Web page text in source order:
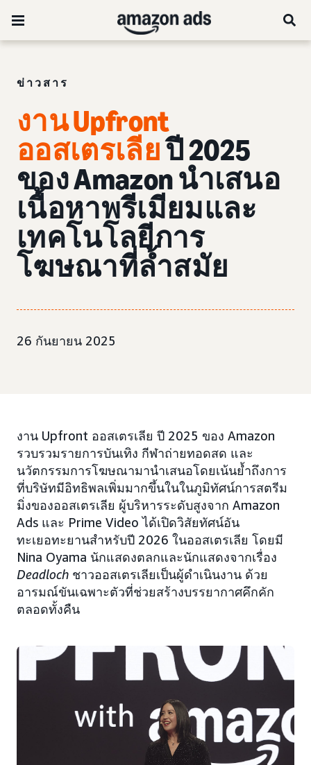
ข่าวสาร
งาน Upfront
ออสเตรเลียปี 2025
ของ Amazon นำเสนอ
เนื้อหาพรีเมียมและ
เทคโนโลยีการ
โฆษณาที่ล้ำสมัย
26 กันยายน 2025
งาน Upfront ออสเตรเลีย ปี 2025 ของ Amazon
รวบรวมรายการบันเทิง กีฬาถ่ายทอดสด และ
นวัตกรรมการโฆษณามานำเสนอโดยเน้นย้ำถึงการ
ที่บริษัทมีอิทธิพลเพิ่มมากขึ้นในในภูมิทัศน์การสตรีม
มิ่งของออสเตรเลีย ผู้บริหารระดับสูงจาก Amazon
Ads และ Prime Video ได้เปิดวิสัยทัศน์อัน
ทะเยอทะยานสำหรับปี 2026 ในออสเตรเลีย โดยมี
Nina Oyama นักแสดงตลกและนักแสดงจากเรื่อง
Deadloch ชาวออสเตรเลียเป็นผู้ดำเนินงาน ด้วย
อารมณ์ขันเฉพาะตัวที่ช่วยสร้างบรรยากาศคึกคัก
ตลอดทั้งคืน